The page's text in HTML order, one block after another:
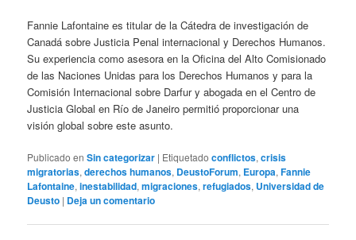
Fannie Lafontaine es titular de la Cátedra de investigación de
Canadá sobre Justicia Penal internacional y Derechos Humanos.
Su experiencia como asesora en la Oficina del Alto Comisionado
de las Naciones Unidas para los Derechos Humanos y para la
Comisión Internacional sobre Darfur y abogada en el Centro de
Justicia Global en Río de Janeiro permitió proporcionar una
visión global sobre este asunto.
Publicado en Sin categorizar | Etiquetado conflictos,crisis
migratorias,derechos humanos, DeustoForum, Europa,Fannie
Lafontaine,inestabilidad,migraciones,refugiados, Universidad de
Deusto | Deja un comentario